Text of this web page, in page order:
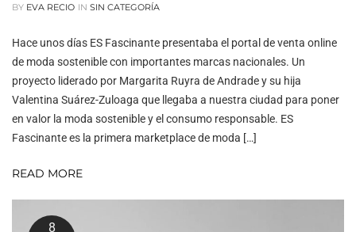
BY EVA RECIO IN SIN CATEGORÍA
Hace unos días ES Fascinante presentaba el portal de venta online
de moda sostenible con importantes marcas nacionales. Un
proyecto liderado por Margarita Ruyra de Andrade y su hija
Valentina Suárez-Zuloaga que llegaba a nuestra ciudad para poner
en valor la moda sostenible y el consumo responsable. ES
Fascinante es la primera marketplace de moda […]
READ MORE
8